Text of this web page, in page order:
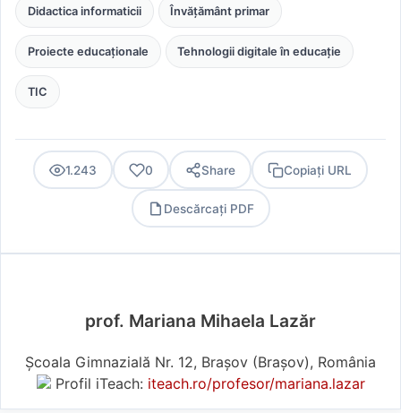
Didactica informaticii Învățământ primar
Proiecte educaționale Tehnologii digitale în educație
TIC
1.243 0 Share Copiați URL
Descărcați PDF
prof. Mariana Mihaela Lazăr
Școala Gimnazială Nr. 12, Brașov (Braşov), România
Profil iTeach: iteach.ro/profesor/mariana.lazar